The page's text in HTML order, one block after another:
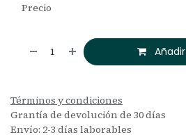
Precio
Términos y condiciones
Grantía de devolución de 30 días
Envío: 2-3 días laborables